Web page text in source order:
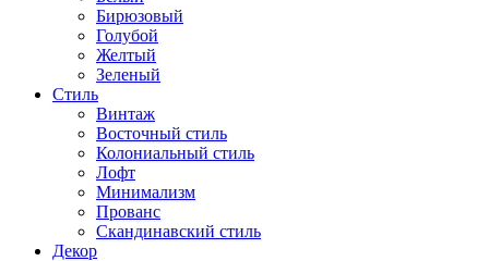
Бирюзовый
Голубой
Желтый
Зеленый
Стиль
Винтаж
Восточный стиль
Колониальный стиль
Лофт
Минимализм
Прованс
Скандинавский стиль
Декор